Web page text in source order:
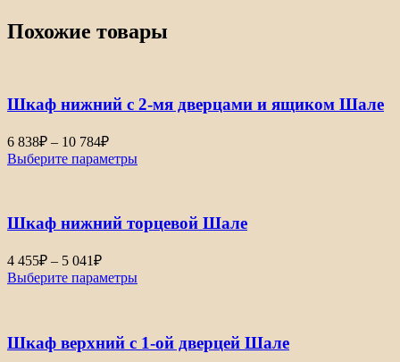
Похожие товары
Шкаф нижний с 2-мя дверцами и ящиком Шале
6 838₽ – 10 784₽Диапазон
цен:
6
10
Выберите параметры
Шкаф нижний торцевой Шале
4 455₽ – 5 041₽Диапазон
цен:
4
5
Выберите параметры
Шкаф верхний с 1-ой дверцей Шале